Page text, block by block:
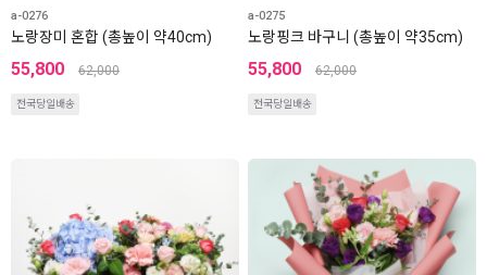
a-0276
노랑장미 혼합 (총높이 약40cm)
55,800 62,000
전국당일배송
a-0275
노랑핑크 바구니 (총높이 약35cm)
55,800 62,000
전국당일배송